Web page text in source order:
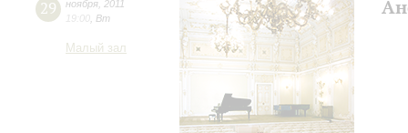
29 ноября 2011
19:00
Вт
Малый зал